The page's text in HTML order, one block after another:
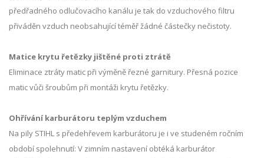
předřadného odlučovacího kanálu je tak do vzduchového filtru
přiváděn vzduch neobsahující téměř žádné částečky nečistoty.
Matice krytu řetězky jištěné proti ztrátě
Eliminace ztráty matic při výměně řezné garnitury. Přesná pozice
matic vůči šroubům při montáži krytu řetězky.
Ohřívání karburátoru teplým vzduchem
Na pily STIHL s předehřevem karburátoru je i ve studeném ročním
období spolehnutí: V zimním nastavení obtéká karburátor